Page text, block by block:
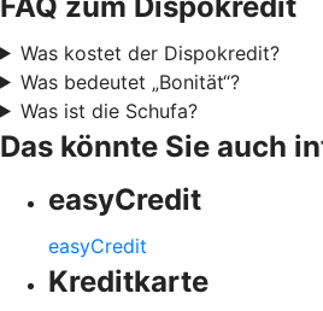
Was kostet der Dispokredit?
Was bedeutet „Bonität“?
Was ist die Schufa?
Das könnte Sie auch
easyCredit
easyCredit
Kreditkarte